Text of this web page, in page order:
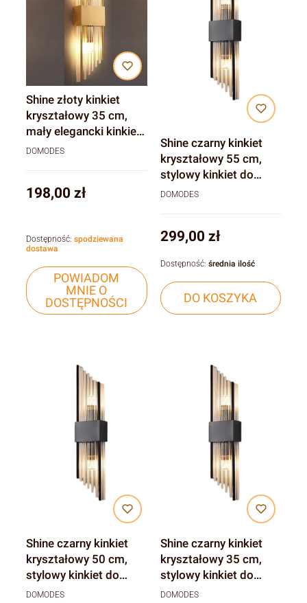
Shine złoty kinkiet
kryształowy 35 cm,
mały elegancki kinkiet
do sypialni i salonu
DOMODES
Cena
198,00 zł
POWIADOM
MNIE O
DOSTĘPNOŚCI
Dostępność: spodziewana
dostawa
Shine czarny kinkiet
kryształowy 55 cm,
stylowy kinkiet do
sypialni i salonu
DOMODES
Cena
299,00 zł
DO KOSZYKA
Dostępność: średnia ilość
Shine czarny kinkiet
kryształowy 50 cm,
stylowy kinkiet do
sypialni i salonu
DOMODES
Shine czarny kinkiet
kryształowy 35 cm,
stylowy kinkiet do
sypialni i salonu
DOMODES